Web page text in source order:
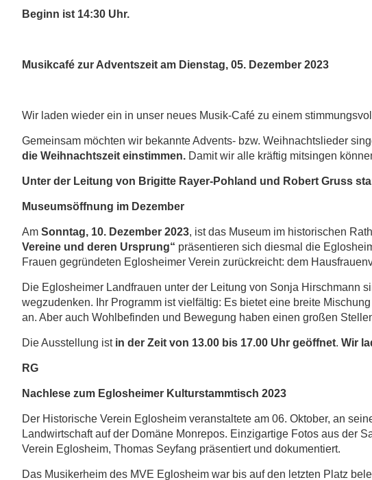
Beginn ist 14:30 Uhr.
Musikcafé zur Adventszeit am Dienstag, 05. Dezember 2023
Wir laden wieder ein in unser neues Musik-Café zu einem
Gemeinsam möchten wir bekannte Advents- bzw. Weihnachtslieder
die Weihnachtszeit einstimmen. Damit wir alle kräftig mitsingen
Unter der Leitung von Brigitte Rayer-Pohland und Robert Gruss
Museumsöffnung im Dezember
Am Sonntag, 10. Dezember 2023, ist das Museum im historischen
Vereine und deren Ursprung“ präsentieren sich diesmal die
Frauen gegründeten Eglosheimer Verein zurückreicht: dem
Die Eglosheimer Landfrauen unter der Leitung von Sonja Hirschmann
wegzudenken. Ihr Programm ist vielfältig: Es bietet eine breite
an. Aber auch Wohlbefinden und Bewegung haben einen großen
Die Ausstellung ist in der Zeit von 13.00 bis 17.00 Uhr geöffnet. Wir
RG
Nachlese zum Eglosheimer Kulturstammtisch 2023
Der Historische Verein Eglosheim veranstaltete am 06. Oktober, an
Landwirtschaft auf der Domäne Monrepos. Einzigartige Fotos aus der
Verein Eglosheim, Thomas Seyfang präsentiert und dokumentiert.
Das Musikerheim des MVE Eglosheim war bis auf den letzten Platz